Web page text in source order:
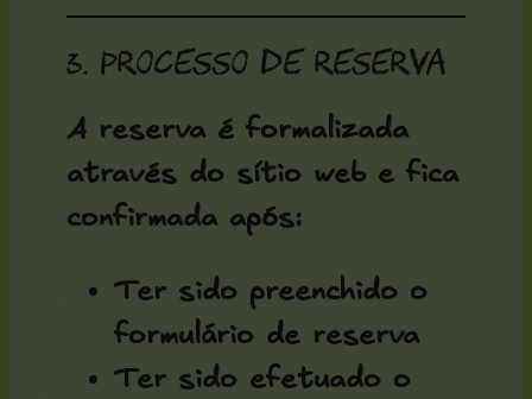
3. Processo de reserva
A reserva é formalizada
através do sítio web e fica
confirmada após:
Ter sido preenchido o
formulário de reserva
Ter sido efetuado o